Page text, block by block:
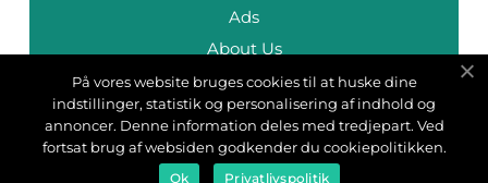
Ads
About Us
Cookies
Contact
Sitemap
På vores website bruges cookies til at huske dine
indstillinger, statistik og personalisering af indhold og
annoncer. Denne information deles med tredjepart. Ved
fortsat brug af websiden godkender du cookiepolitikken.
Ok Privatlivspolitik